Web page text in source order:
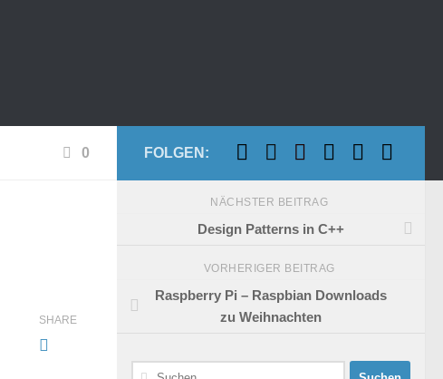
0
SHARE
FOLGEN:
NÄCHSTER BEITRAG
Design Patterns in C++
VORHERIGER BEITRAG
Raspberry Pi – Raspbian Downloads
zu Weihnachten
Suchen